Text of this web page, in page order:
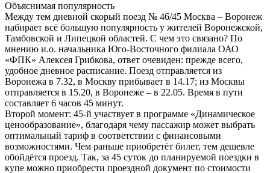
Объяснимая популярность
Между тем дневной скорый поезд № 46/45 Москва – Воронеж
набирает всё большую популярность у жителей Воронежской,
Тамбовской и Липецкой областей. С чем это связано? По
мнению и.о. начальника Юго-Восточного филиала ОАО
«ФПК» Алексея Грибкова, ответ очевиден: прежде всего,
удобное дневное расписание. Поезд отправляется из
Воронежа в 7.32, в Москву прибывает в 14.17; из Москвы
отправляется в 15.20, в Воронеже – в 22.05. Время в пути
составляет 6 часов 45 минут.
Второй момент: 45-й участвует в программе «Динамическое
ценообразование», благодаря чему пассажир может выбрать
оптимальный тариф в соответствии с финансовыми
возможностями. Чем раньше приобретёт билет, тем дешевле
обойдётся проезд. Так, за 45 суток до планируемой поездки в
купе можно приобрести проездной документ по стоимости